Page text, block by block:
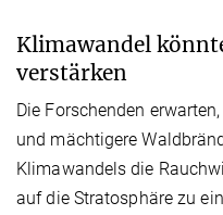
Klimawandel
verstärken
Die Forschenden
und mächtigere
Klimawandels die
auf die Stratosphäre zu